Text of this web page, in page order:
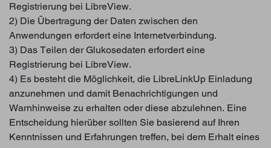
Registrierung bei LibreView.
2) Die Übertragung der Daten zwischen den
Anwendungen erfordert eine Internetverbindung.
3) Das Teilen der Glukosedaten erfordert eine
Registrierung bei LibreView.
4) Es besteht die Möglichkeit, die LibreLinkUp Einladung
anzunehmen und damit Benachrichtigungen und
Warnhinweise zu erhalten oder diese abzulehnen. Eine
Entscheidung hierüber sollten Sie basierend auf Ihren
Kenntnissen und Erfahrungen treffen, bei dem Erhalt eines